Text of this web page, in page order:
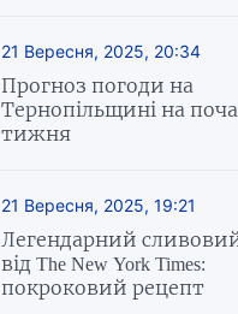
21 Вересня, 2025, 20:34
Прогноз погоди на
Тернопільщині на
тижня
21 Вересня, 2025, 19:21
Легендарний
від The New York Times:
покроковий рецепт